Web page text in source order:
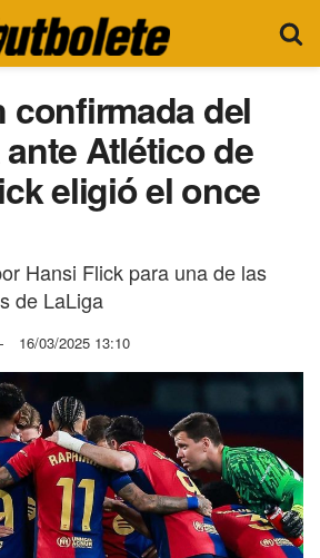
confirmada del
Atlético de
eligió el once
Hansi Flick para una de las
de LaLiga
16/03/2025 13:10